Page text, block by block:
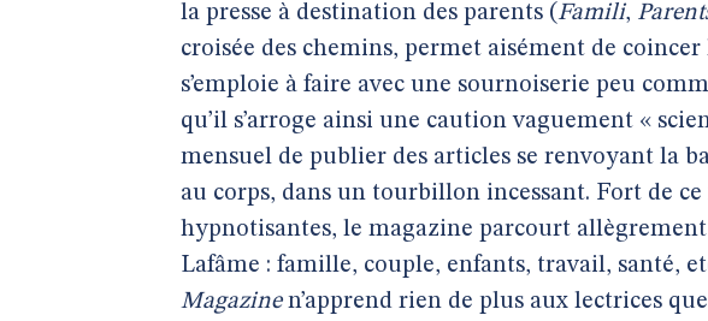
la presse à destination des parents (Famili,
croisée des chemins, permet aisément de
s’emploie à faire avec une sournoiserie peu
qu’il s’arroge ainsi une caution vaguement «
mensuel de publier des articles se renvoyant la
au corps, dans un tourbillon incessant. Fort de
hypnotisantes, le magazine parcourt
Lafâme : famille, couple, enfants, travail, santé,
Magazinen’apprend rien de plus aux lectrices que